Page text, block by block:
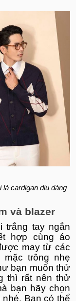
cardigan dịu dàng
và blazer
trắng tay ngắn
hợp cùng áo
may từ các
trông nhẹ
bạn muốn thử
thì rất nên thử
bạn hãy chọn
Bạn có thể